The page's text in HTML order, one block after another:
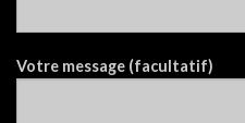
Votre message (facultatif)